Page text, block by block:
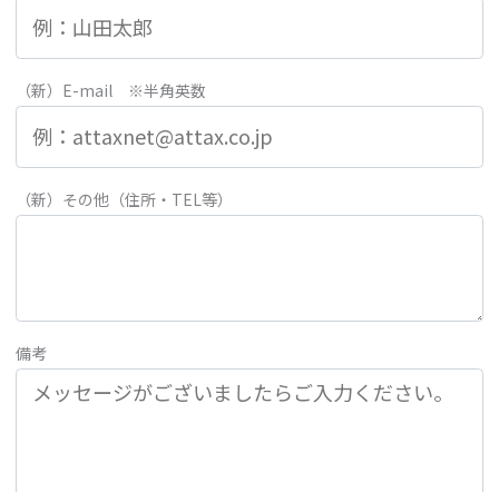
（新）E-mail ※半角英数
（新）その他（住所・TEL等）
備考